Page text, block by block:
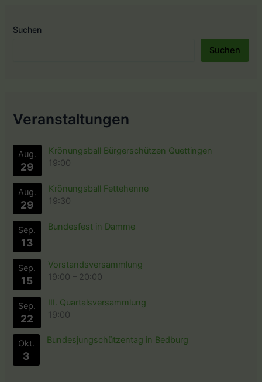
Suchen
Suchen
Veranstaltungen
Aug.
29
Krönungsball Bürgerschützen Quettingen
19:00
Aug.
29
Krönungsball Fettehenne
19:30
Sep.
13
Bundesfest in Damme
Sep.
15
Vorstandsversammlung
19:00 – 20:00
Sep.
22
III. Quartalsversammlung
19:00
Okt.
3
Bundesjungschützentag in Bedburg